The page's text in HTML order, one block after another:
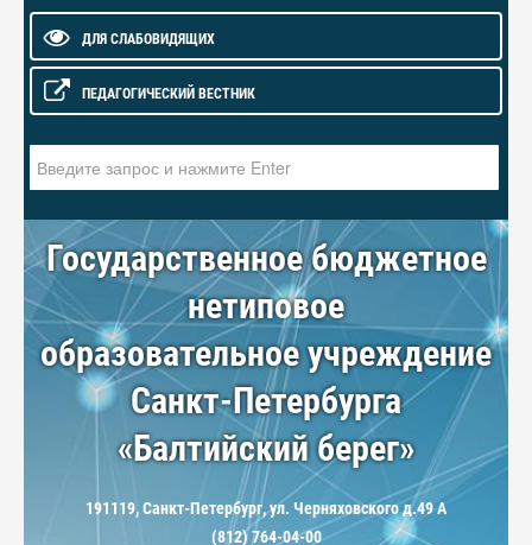
ДЛЯ СЛАБОВИДЯЩИХ
ПЕДАГОГИЧЕСКИЙ ВЕСТНИК
Государственное бюджетное
нетиповое
образовательное учреждение
Санкт-Петербурга
«Балтийский берег»
191119, Санкт-Петербург, ул. Черняховского д.49 А
(812) 764-04-00